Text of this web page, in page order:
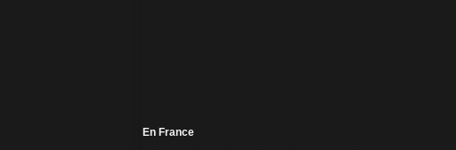
En France